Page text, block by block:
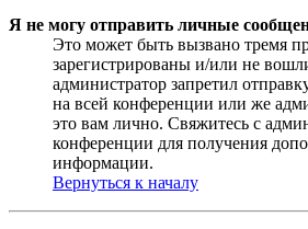
Я не могу отправить личные
Это может быть вызвано тремя
зарегистрированы и/или не
администратор запретил
на всей конференции или же
это вам лично. Свяжитесь с
конференции для получения
информации.
Вернуться к началу